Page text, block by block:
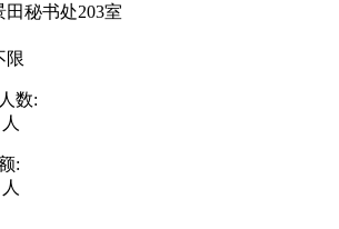
田秘书处203室
限
数:
人
: